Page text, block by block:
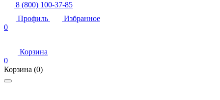
8 (800) 100-37-85
Профиль
Избранное
0
Корзина
0
Корзина (0)